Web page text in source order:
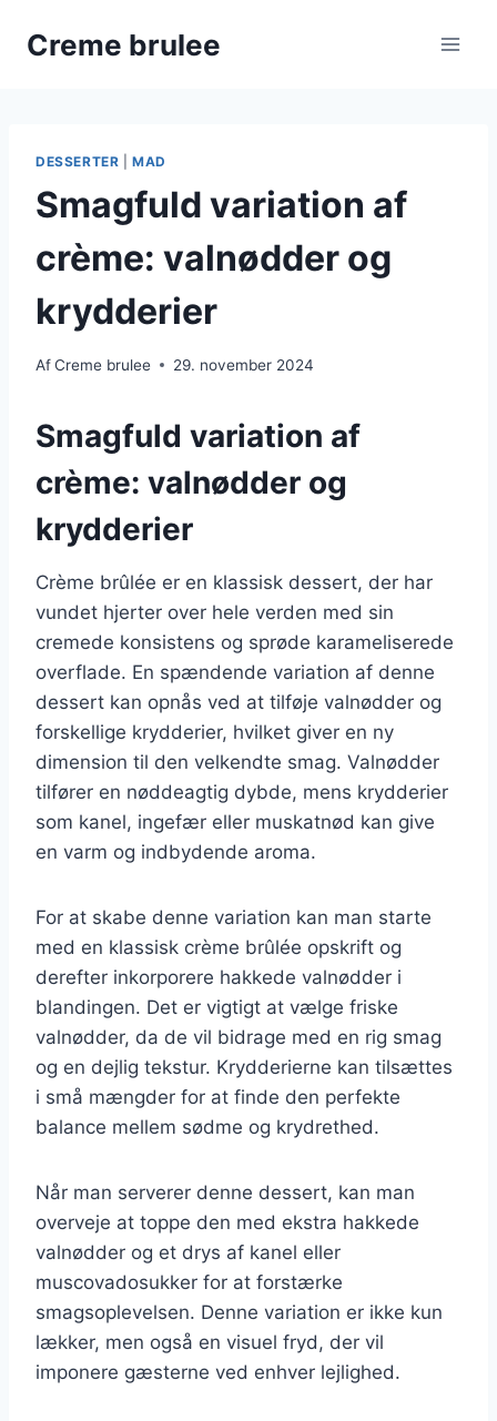
Creme brulee
DESSERTER |MAD
Smagfuld variation af
crème: valnødder og
krydderier
AfCreme brulee 29. november 2024
Smagfuld variation af
crème: valnødder og
krydderier
Crème brûlée er en klassisk dessert, der har
vundet hjerter over hele verden med sin
cremede konsistens og sprøde karameliserede
overflade. En spændende variation af denne
dessert kan opnås ved at tilføje valnødder og
forskellige krydderier, hvilket giver en ny
dimension til den velkendte smag. Valnødder
tilfører en nøddeagtig dybde, mens krydderier
som kanel, ingefær eller muskatnød kan give
en varm og indbydende aroma.
For at skabe denne variation kan man starte
med en klassisk crème brûlée opskrift og
derefter inkorporere hakkede valnødder i
blandingen. Det er vigtigt at vælge friske
valnødder, da de vil bidrage med en rig smag
og en dejlig tekstur. Krydderierne kan tilsættes
i små mængder for at finde den perfekte
balance mellem sødme og krydrethed.
Når man serverer denne dessert, kan man
overveje at toppe den med ekstra hakkede
valnødder og et drys af kanel eller
muscovadosukker for at forstærke
smagsoplevelsen. Denne variation er ikke kun
lækker, men også en visuel fryd, der vil
imponere gæsterne ved enhver lejlighed.